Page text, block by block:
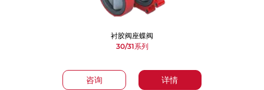
咨询 详情
衬胶阀座蝶阀
30/31系列